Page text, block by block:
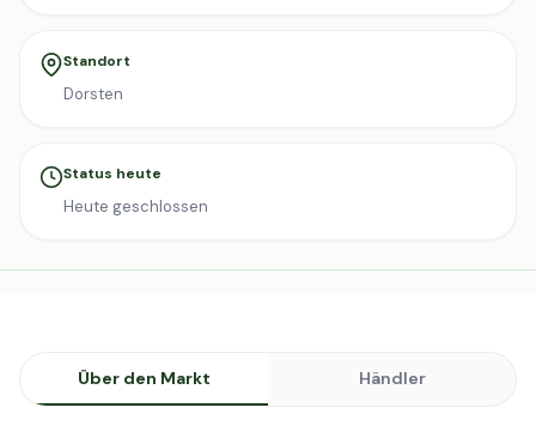
Standort
Dorsten
Status heute
Heute geschlossen
Über den Markt Händler